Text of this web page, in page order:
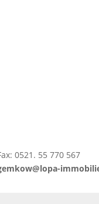
0521. 55 770 567